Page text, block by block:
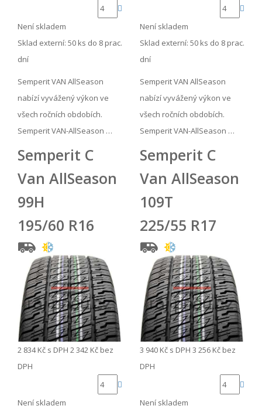
Není skladem
Sklad externí: 50 ks do 8 prac.
dní
Semperit VAN AllSeason
nabízí vyvážený výkon ve
všech ročních obdobích.
Semperit VAN-AllSeason …
Není skladem
Sklad externí: 50 ks do 8 prac.
dní
Semperit VAN AllSeason
nabízí vyvážený výkon ve
všech ročních obdobích.
Semperit VAN-AllSeason …
Semperit C
Van AllSeason
99H
195/60 R16
2 834 Kč s DPH 2 342 Kč bez
DPH
Není skladem
Semperit C
Van AllSeason
109T
225/55 R17
3 940 Kč s DPH 3 256 Kč bez
DPH
Není skladem